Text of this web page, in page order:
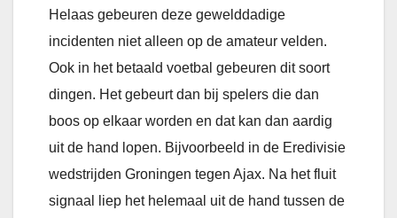
Helaas gebeuren deze gewelddadige
incidenten niet alleen op de amateur velden.
Ook in het betaald voetbal gebeuren dit soort
dingen. Het gebeurt dan bij spelers die dan
boos op elkaar worden en dat kan dan aardig
uit de hand lopen. Bijvoorbeeld in de Eredivisie
wedstrijden Groningen tegen Ajax. Na het fluit
signaal liep het helemaal uit de hand tussen de